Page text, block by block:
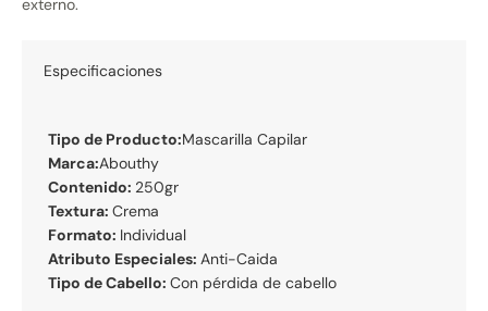
Especificaciones
Tipo de Producto:Mascarilla Capilar
Marca:Abouthy
Contenido: 250gr
Textura: Crema
Formato: Individual
Atributo Especiales: Anti-Caida
Tipo de Cabello: Con pérdida de cabello